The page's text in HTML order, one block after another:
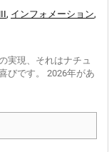
, インフォメーション,
実現、それはナチュ
びです。 2026年があ